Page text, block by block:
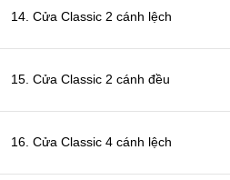
14. Cửa Classic 2 cánh lệch
15. Cửa Classic 2 cánh đều
16. Cửa Classic 4 cánh lệch